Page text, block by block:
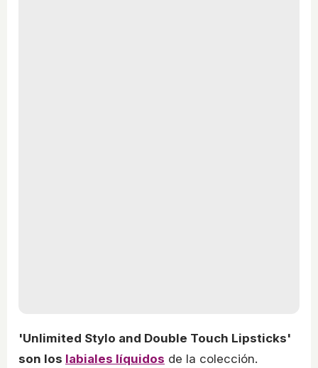
'Unlimited Stylo and Double Touch Lipsticks'
son los labiales líquidos de la colección.